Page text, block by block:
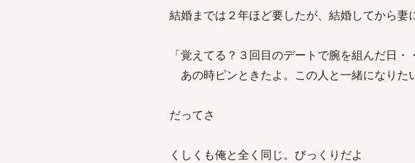
結婚までは２年ほど要したが、結婚してから妻
「覚えてる？３回目のデートで腕を組んだ日・
あの時ピンときたよ。この人と一緒になりた
だってさ
くしくも俺と全く同じ。びっくりだよ